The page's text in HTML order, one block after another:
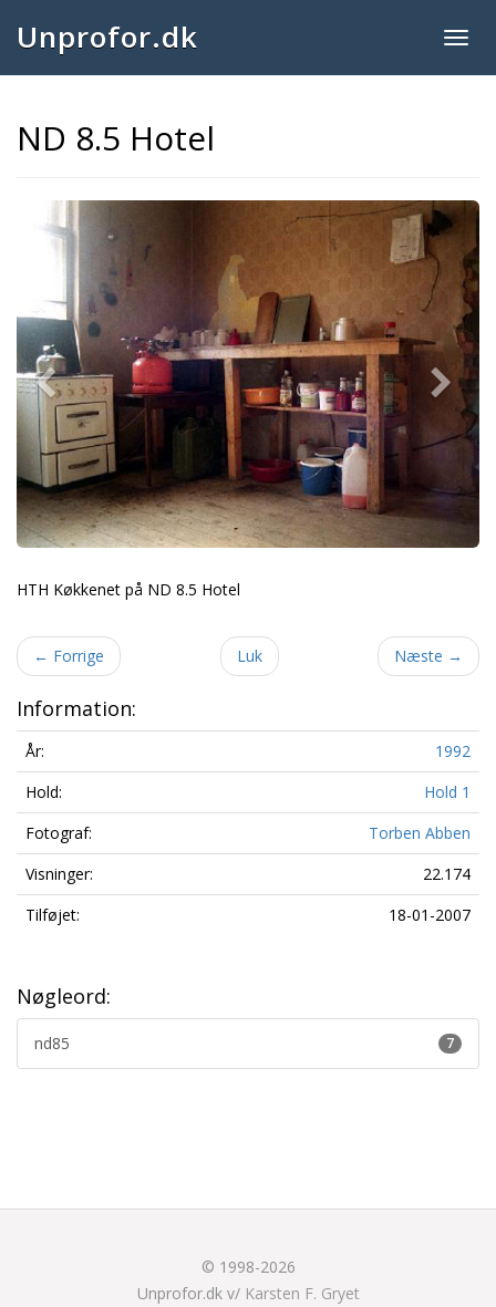
Unprofor.dk
ND 8.5 Hotel
Next
HTH Køkkenet på ND 8.5 Hotel
← Forrige Luk Næste →
Information:
År:
1992
Hold:
Hold 1
Fotograf:
Torben Abben
Visninger:
22.174
Tilføjet:
18-01-2007
Nøgleord:
7
nd85
© 1998-2026
Unprofor.dk v/ Karsten F. Gryet